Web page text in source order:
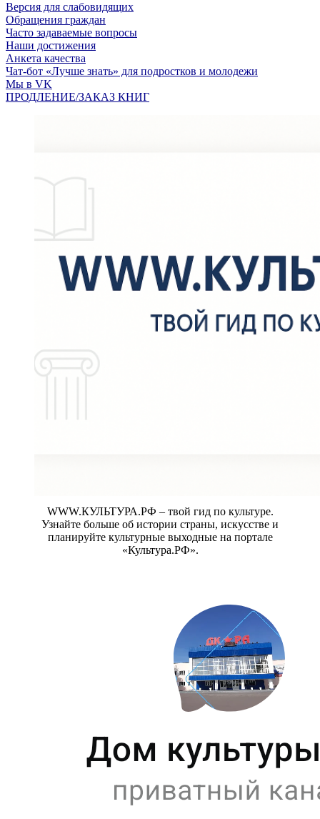
Версия для слабовидящих
Обращения граждан
Часто задаваемые вопросы
Наши достижения
Анкета качества
Чат-бот «Лучше знать» для подростков и молодежи
Мы в VK
ПРОДЛЕНИЕ/ЗАКАЗ КНИГ
WWW.КУЛЬТУРА.РФ – твой гид по культуре.
Узнайте больше об истории страны, искусстве и
планируйте культурные выходные на портале
«Культура.РФ».